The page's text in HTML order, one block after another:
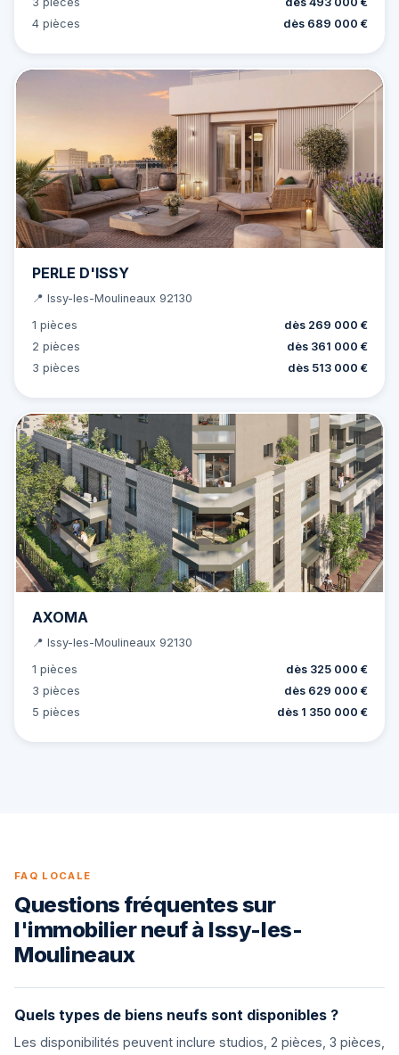
4 pièces
dès 689 000 €
PERLE D'ISSY
📍 Issy-les-Moulineaux 92130
1 pièces
dès 269 000 €
2 pièces
dès 361 000 €
3 pièces
dès 513 000 €
AXOMA
📍 Issy-les-Moulineaux 92130
1 pièces
dès 325 000 €
3 pièces
dès 629 000 €
5 pièces
dès 1 350 000 €
FAQ LOCALE
Questions fréquentes sur
l'immobilier neuf à Issy-les-
Moulineaux
Quels types de biens neufs sont disponibles ?
Les disponibilités peuvent inclure studios, 2 pièces, 3 pièces,